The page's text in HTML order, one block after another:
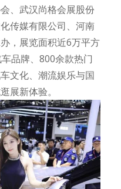
、武汉尚格会展股份
传媒有限公司、河南
，展览面积近6万平方
品牌、800余款热门
文化、潮流娱乐与国
展新体验。